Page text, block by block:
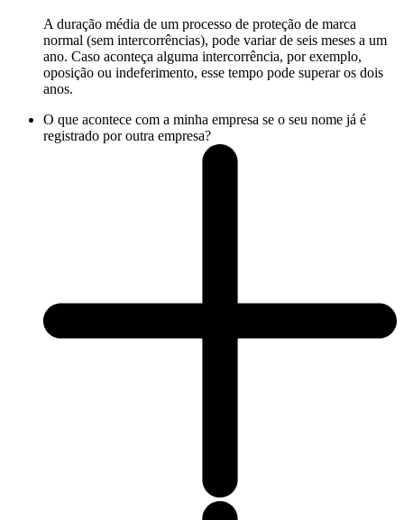
A duração média de um processo de proteção de marca
normal (sem intercorrências), pode variar de seis meses a um
ano. Caso aconteça alguma intercorrência, por exemplo,
oposição ou indeferimento, esse tempo pode superar os dois
anos.
O que acontece com a minha empresa se o seu nome já é
registrado por outra empresa?